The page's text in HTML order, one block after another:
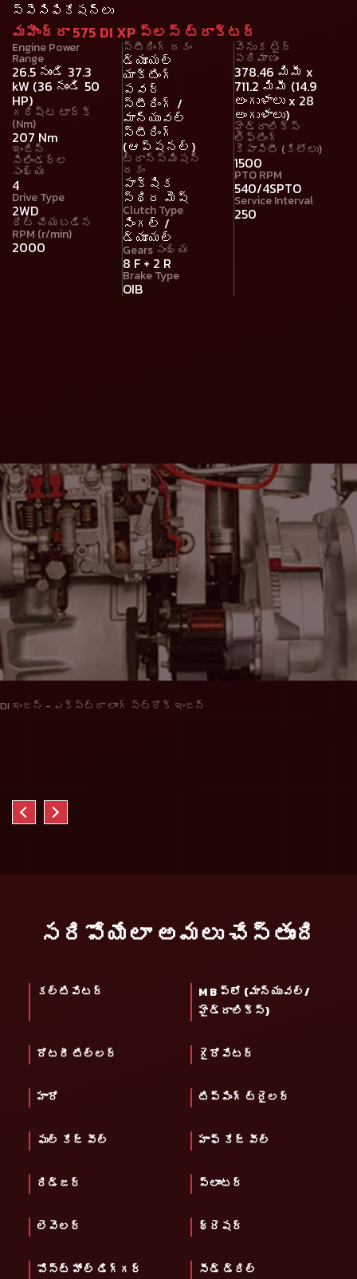
స్పెసిఫికేషన్లు
మహీంద్రా 575 DI XP ప్లస్ ట్రాక్టర్
Engine Power
Range
26.5 నుండి 37.3
kW (36 నుండి 50
HP)
గరిష్ట టార్క్
(Nm)
207 Nm
ఇంజిన్
సిలిండర్ల
సంఖ్య
4
Drive Type
2WD
రేట్ చేయబడిన
RPM (r/min)
2000
స్టీరింగ్ రకం
డ్యూయల్
యాక్టింగ్
పవర్
స్టీరింగ్ /
మాన్యువల్
స్టీరింగ్
(ఆప్షనల్)
ట్రాన్స్మిషన్
రకం
పాక్షిక
స్థిర మెష్
Clutch Type
సింగల్ /
డ్యూయల్
Gears సంఖ్య
8 F + 2 R
Brake Type
OIB
వెనుక టైర్
పరిమాణం
378.46 మిమీ x
711.2 మిమీ (14.9
అంగుళాలు x 28
అంగుళాలు)
హైడ్రాలిక్స్
లిఫ్టింగ్
కెపాసిటీ (కిలోలు)
1500
PTO RPM
540/4SPTO
Service Interval
250
DI ఇంజన్ - ఎక్స్ట్రా లాంగ్ స్ట్రోక్ ఇంజన్
సరిపోయేలా అమలు చేస్తుంది
కల్టివేటర్
M B ప్లో (మాన్యువల్/
హైడ్రాలిక్స్)
రోటరీ టిల్లర్ గైరోవేటర్
హారో టిప్పింగ్ ట్రైలర్
ఫుల్ కేజ్ వీల్ హాఫ్ కేజ్ వీల్
రిడ్జర్ ప్లాంటర్
లెవెలర్ థ్రెషర్
పోస్ట్ హోల్ డిగ్గర్ సీడ్ డ్రిల్